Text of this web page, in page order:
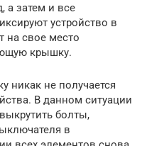
а затем и все
устройство в
на свое место
крышку.
никак не получается
В данном ситуации
болты,
в